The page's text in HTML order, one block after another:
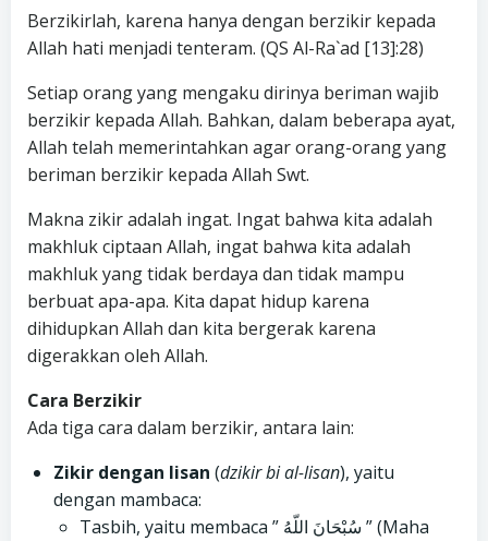
Berzikirlah, karena hanya dengan berzikir kepada
Allah hati menjadi tenteram. (QS Al-Ra`ad [13]:28)
Setiap orang yang mengaku dirinya beriman wajib
berzikir kepada Allah. Bahkan, dalam beberapa ayat,
Allah telah memerintahkan agar orang-orang yang
beriman berzikir kepada Allah Swt.
Makna zikir adalah ingat. Ingat bahwa kita adalah
makhluk ciptaan Allah, ingat bahwa kita adalah
makhluk yang tidak berdaya dan tidak mampu
berbuat apa-apa. Kita dapat hidup karena
dihidupkan Allah dan kita bergerak karena
digerakkan oleh Allah.
Cara Berzikir
Ada tiga cara dalam berzikir, antara lain:
Zikir dengan lisan (dzikir bi al-lisan), yaitu
dengan mambaca:
Tasbih, yaitu membaca ” سُبْحَانَ اللّهُ ” (Maha